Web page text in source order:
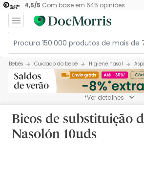
4,5/5 Com base em 645 opiniões
Bebés Cuidado do bebé Higiene nasal
*Ver detalhes
Bicos de substituição
Nasolón 10uds